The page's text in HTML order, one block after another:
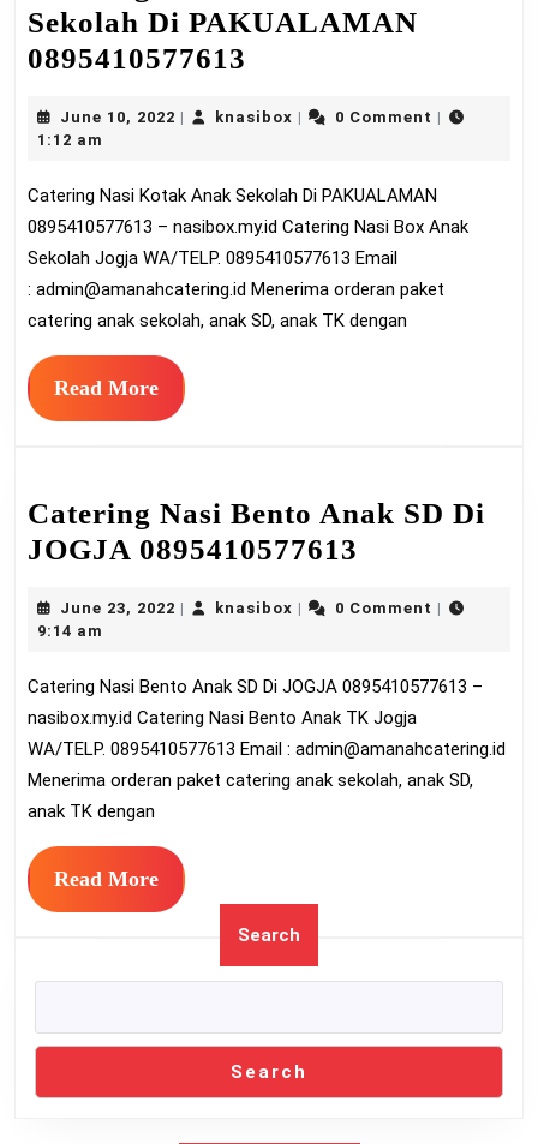
Sekolah Di PAKUALAMAN
0895410577613
Kotak
Sekolah
Di
PAKUALAMAN
0895410577613
June 10, 2022 June knasiboxknasibox0 Comment
1:12 am
Catering Nasi Kotak Anak Sekolah Di PAKUALAMAN
0895410577613 – nasibox.my.id Catering Nasi Box Anak
Sekolah Jogja WA/TELP. 0895410577613 Email
: admin@amanahcatering.id Menerima orderan paket
catering anak sekolah, anak SD, anak TK dengan
Read MoreRead
More
Catering Nasi Bento Anak SD Di
JOGJA 0895410577613
Bento
SD
Di
JOGJA
June 23, 2022 June knasiboxknasibox0 Comment
9:14 am
Catering Nasi Bento Anak SD Di JOGJA 0895410577613 –
nasibox.my.id Catering Nasi Bento Anak TK Jogja
WA/TELP. 0895410577613 Email : admin@amanahcatering.id
Menerima orderan paket catering anak sekolah, anak SD,
anak TK dengan
Read MoreRead
More
Search
Search